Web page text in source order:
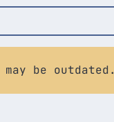
be outdated.